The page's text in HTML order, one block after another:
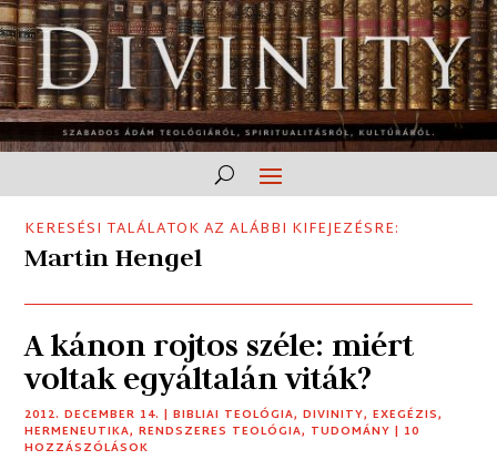
KERESÉSI TALÁLATOK AZ ALÁBBI KIFEJEZÉSRE:
Martin Hengel
A kánon rojtos széle: miért
voltak egyáltalán viták?
2012. DECEMBER 14. |BIBLIAI TEOLÓGIA,DIVINITY,EXEGÉZIS,
HERMENEUTIKA,RENDSZERES TEOLÓGIA, TUDOMÁNY | 10
HOZZÁSZÓLÁSOK